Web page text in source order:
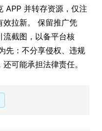
APP 并转存资源，仅注
效拉新。 保留推广凭
流截图，以备平台核
先：不分享侵权、违规
可能承担法律责任。